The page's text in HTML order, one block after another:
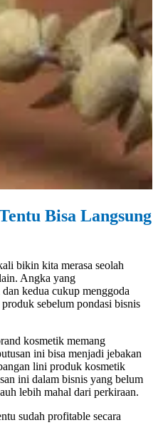
Bisa Langsung
bikin kita merasa seolah
Angka yang
kedua cukup menggoda
sebelum pondasi bisnis
kosmetik memang
ini bisa menjadi jebakan
lini produk kosmetik
ini dalam bisnis yang belum
lebih mahal dari perkiraan.
sudah profitable secara